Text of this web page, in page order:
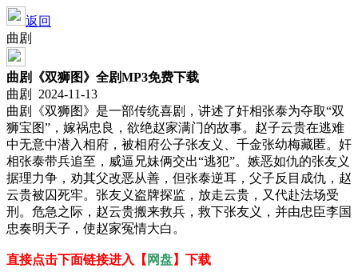
返回
曲剧
曲剧《双狮图》全剧MP3免费下载
曲剧 2024-11-13
曲剧《双狮图》是一部传统喜剧，讲述了奸相张泰为夺取“双
狮宝图”，嫁祸忠良，欲绝赵家满门的故事。赵子云贵在逃难
中无意中潜入相府，被相府公子张友义、千金张幼梅藏匿。奸
相张泰带兵追至，威逼兄妹俩交出“逃犯”。嫉恶如仇的张友义
据理力争，劝其父改恶从善，但张泰逆耳，父子反目成仇，赵
云贵被囚死牢。张友义盗牌探监，放走云贵，又代赴法场受
刑。危急之际，赵云贵搬来救兵，救下张友义，并由忠臣李国
忠奏明天子，使赵家冤情大白。
直接点击下面链接进入【 网盘】下载